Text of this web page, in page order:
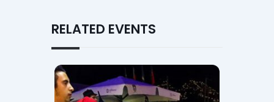
RELATED EVENTS